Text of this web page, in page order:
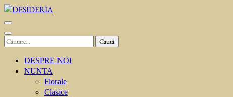
Sari
la
conținut
(apasă
Caută
DESPRE NOI
NUNTA
Florale
Clasice